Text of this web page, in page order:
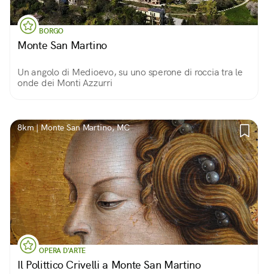
BORGO
Monte San Martino
Un angolo di Medioevo, su uno sperone di roccia tra le
onde dei Monti Azzurri
8km | Monte San Martino, MC
OPERA D'ARTE
Il Polittico Crivelli a Monte San Martino